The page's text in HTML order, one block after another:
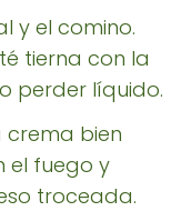
y el comino.
tierna con la
perder líquido.
crema bien
el fuego y
troceada.